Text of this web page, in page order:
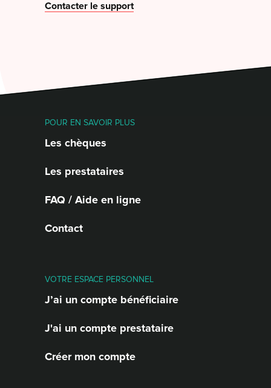
Contacter le support
POUR EN SAVOIR PLUS
Les chèques
Les prestataires
FAQ / Aide en ligne
Contact
VOTRE ESPACE PERSONNEL
J’ai un compte bénéficiaire
J'ai un compte prestataire
Créer mon compte